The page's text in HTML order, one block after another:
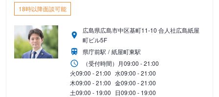
18時以降面談可能
広島県広島市中区基町11-10 合人社広島紙屋
町ビル5F
県庁前駅
紙屋町東駅
（受付時間） 月09:00 - 21:00
火09:00 - 21:00 水09:00 - 21:00
木09:00 - 21:00 金09:00 - 21:00
土09:00 - 19:00 日09:00 - 19:00